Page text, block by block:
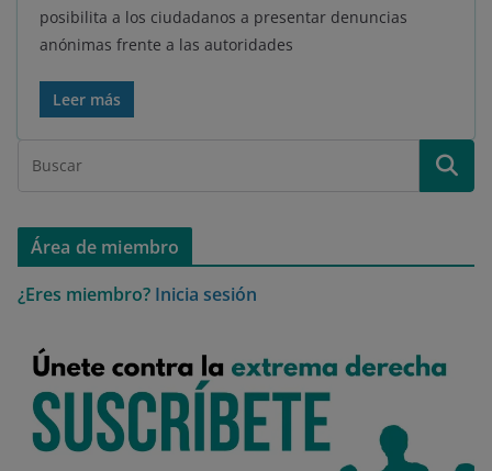
posibilita a los ciudadanos a presentar denuncias
anónimas frente a las autoridades
Leer más
Área de miembro
¿Eres miembro? Inicia sesión